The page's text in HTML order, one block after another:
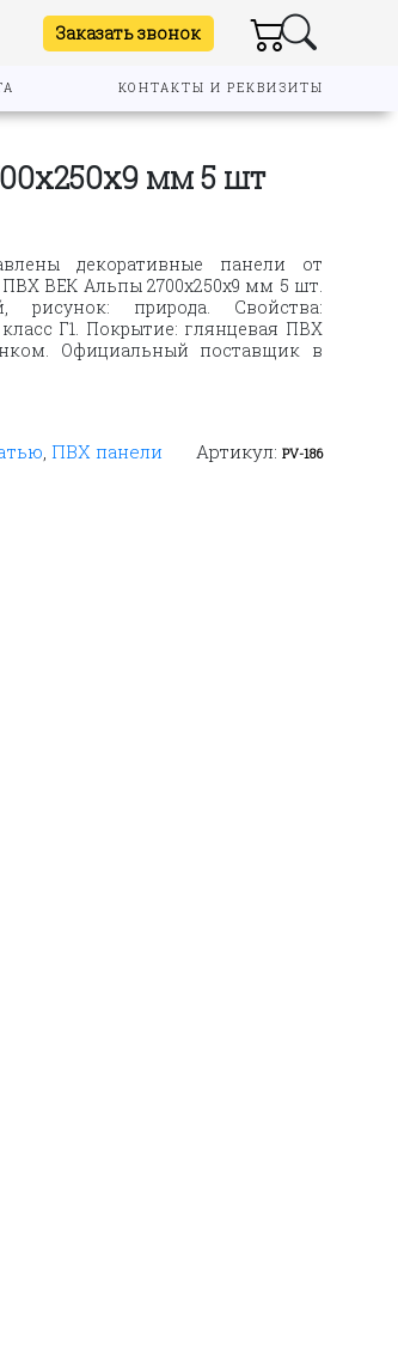
Заказать звонок
КОНТАКТЫ И РЕКВИЗИТЫ
мм 5 шт
декоративные панели от
ВЕК Альпы 2700х250х9 мм 5 шт.
природа. Свойства:
Г1. Покрытие: глянцевая ПВХ
Официальный поставщик в
Артикул: PV-186
ПВХ панели